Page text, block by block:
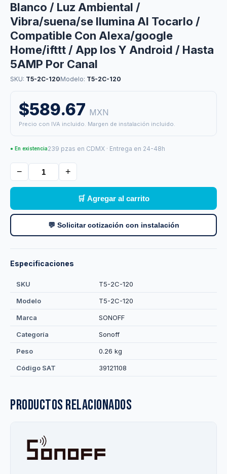
Blanco / Luz Ambiental /
Vibra/suena/se Ilumina Al Tocarlo /
Compatible Con Alexa/google
Home/ifttt / App Ios Y Android / Hasta
5AMP Por Canal
SKU: T5-2C-120Modelo: T5-2C-120
$589.67 MXN
Precio con IVA incluido. Margen de instalación incluido.
● En existencia239 pzas en CDMX · Entrega en 24-48h
− +
🛒 Agregar al carrito
💬 Solicitar cotización con instalación
Especificaciones
SKU T5-2C-120
Modelo T5-2C-120
Marca SONOFF
Categoría Sonoff
Peso 0.26 kg
Código SAT 39121108
Productos relacionados